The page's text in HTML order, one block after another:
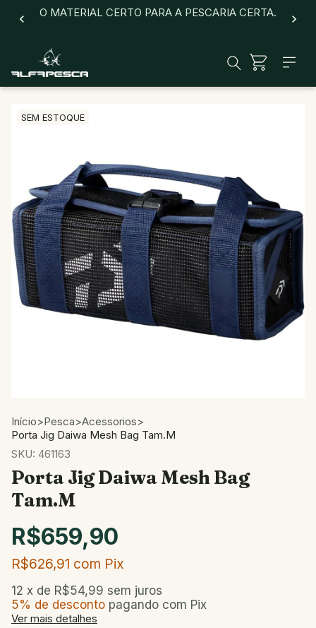
O MATERIAL CERTO PARA A PESCARIA CERTA.
SEM ESTOQUE
Início>Pesca>Acessorios>
Porta Jig Daiwa Mesh Bag Tam.M
SKU: 461163
Porta Jig Daiwa Mesh Bag
Tam.M
R$659,90
R$626,91 com Pix
12 x de R$54,99 sem juros
5% de desconto pagando com Pix
Ver mais detalhes